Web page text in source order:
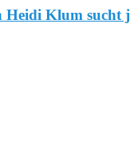
Klum sucht